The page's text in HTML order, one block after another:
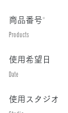
商品番号*
Products
使用希望日
Date
使用スタジオ